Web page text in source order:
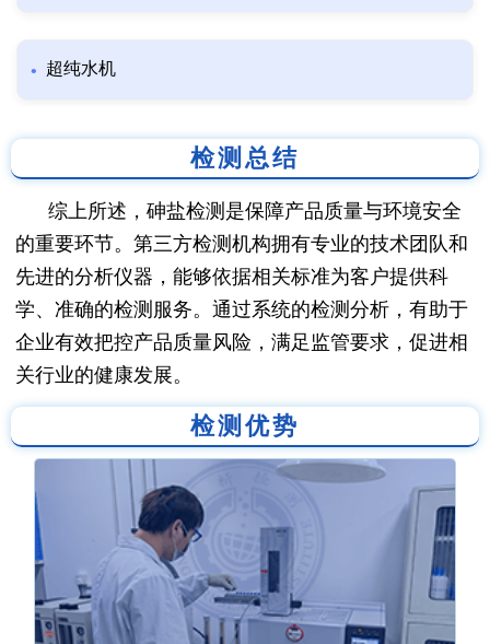
超纯水机
检测总结
综上所述，砷盐检测是保障产品质量与环境安全
的重要环节。第三方检测机构拥有专业的技术团队和
先进的分析仪器，能够依据相关标准为客户提供科
学、准确的检测服务。通过系统的检测分析，有助于
企业有效把控产品质量风险，满足监管要求，促进相
关行业的健康发展。
检测优势